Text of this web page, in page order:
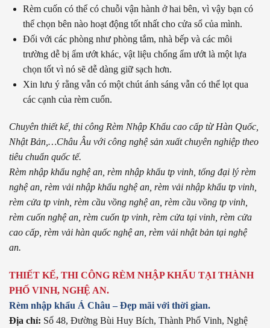
Rèm cuốn có thể có chuỗi vận hành ở hai bên, vì vậy bạn có
thể chọn bên nào hoạt động tốt nhất cho cửa sổ của mình.
Đối với các phòng như phòng tắm, nhà bếp và các môi
trường dễ bị ẩm ướt khác, vật liệu chống ẩm ướt là một lựa
chọn tốt vì nó sẽ dễ dàng giữ sạch hơn.
Xin lưu ý rằng vẫn có một chút ánh sáng vẫn có thể lọt qua
các cạnh của rèm cuốn.
Chuyên thiết kế, thi công Rèm Nhập Khẩu cao cấp từ Hàn Quốc,
Nhật Bản,…Châu Âu với công nghệ sản xuất chuyên nghiệp theo
tiêu chuẩn quốc tế.
Rèm nhập khẩu nghệ an, rèm nhập khẩu tp vinh, tổng đại lý rèm
nghệ an, rèm vải nhập khẩu nghệ an, rèm vải nhập khẩu tp vinh,
rèm cửa tp vinh, rèm cầu vồng nghệ an, rèm cầu vồng tp vinh,
rèm cuốn nghệ an, rèm cuốn tp vinh, rèm cửa tại vinh, rèm cửa
cao cấp, rèm vải hàn quốc nghệ an, rèm vải nhật bản tại nghệ
an.
THIẾT KẾ, THI CÔNG RÈM NHẬP KHẨU TẠI THÀNH
PHỐ VINH, NGHỆ AN.
Rèm nhập khẩu Á Châu – Đẹp mãi với thời gian.
Địa chỉ: Số 48, Đường Bùi Huy Bích, Thành Phố Vinh, Nghệ